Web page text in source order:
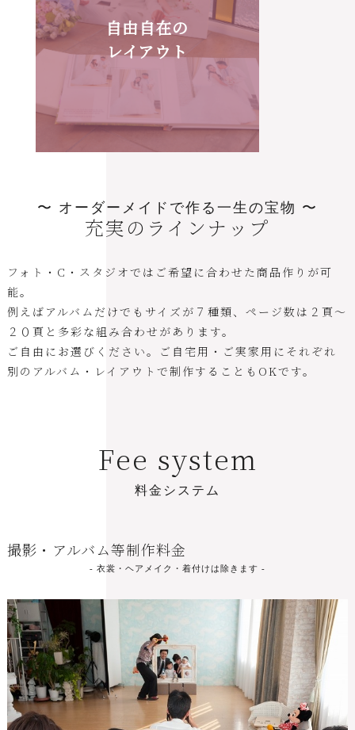
自由自在の
レイアウト
〜 オーダーメイドで作る一生の宝物 〜
充実のラインナップ
フォト・C・スタジオではご希望に合わせた商品作りが可
能。
例えばアルバムだけでもサイズが７種類、ページ数は２頁～
２０頁と多彩な組み合わせがあります。
ご自由にお選びください。ご自宅用・ご実家用にそれぞれ
別のアルバム・レイアウトで制作することもOKです。
Fee system
料金 シ ス テ ム
撮影・アルバム等制作料金
- 衣裳・ヘアメイク・着付けは除きます -